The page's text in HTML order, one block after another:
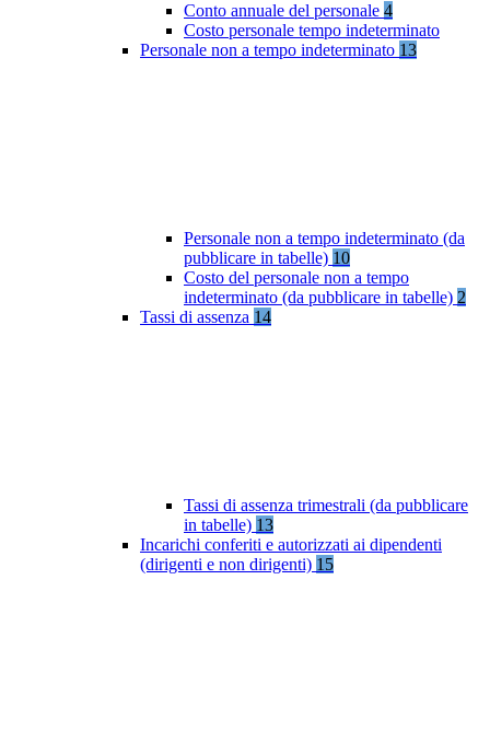
Conto annuale del personale 4
Costo personale tempo indeterminato
Personale non a tempo indeterminato 13
Personale non a tempo indeterminato (da
pubblicare in tabelle) 10
Costo del personale non a tempo
indeterminato (da pubblicare in tabelle) 2
Tassi di assenza 14
Tassi di assenza trimestrali (da pubblicare
in tabelle) 13
Incarichi conferiti e autorizzati ai dipendenti
(dirigenti e non dirigenti) 15